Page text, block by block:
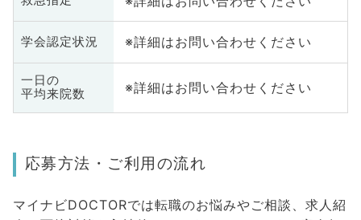
学会認定状況 ※詳細はお問い合わせください
一日の
平均来院数
※詳細はお問い合わせください
応募方法・ご利用の流れ
マイナビDOCTORでは転職のお悩みやご相談、求人紹